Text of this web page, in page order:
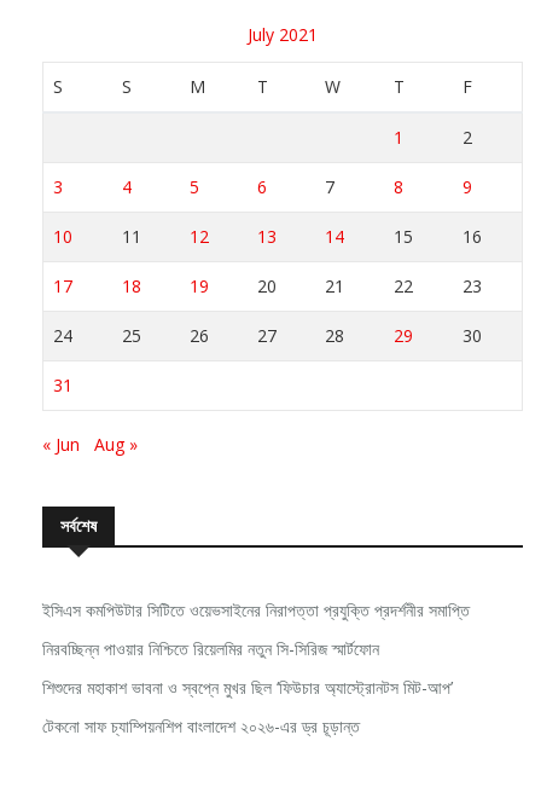
July 2021
S S M T W T F
1 2
3 4 5 6 7 8 9
10 11 12 13 14 15 16
17 18 19 20 21 22 23
24 25 26 27 28 29 30
31
« Jun Aug »
সর্বশেষ
ইসিএস কমপিউটার সিটিতে ওয়েভসাইনের নিরাপত্তা প্রযুক্তি প্রদর্শনীর সমাপ্তি
নিরবচ্ছিন্ন পাওয়ার নিশ্চিতে রিয়েলমির নতুন সি-সিরিজ স্মার্টফোন
শিশুদের মহাকাশ ভাবনা ও স্বপ্নে মুখর ছিল ‘ফিউচার অ্যাস্ট্রোনটস মিট-আপ’
টেকনো সাফ চ্যাম্পিয়নশিপ বাংলাদেশ ২০২৬-এর ড্র চূড়ান্ত